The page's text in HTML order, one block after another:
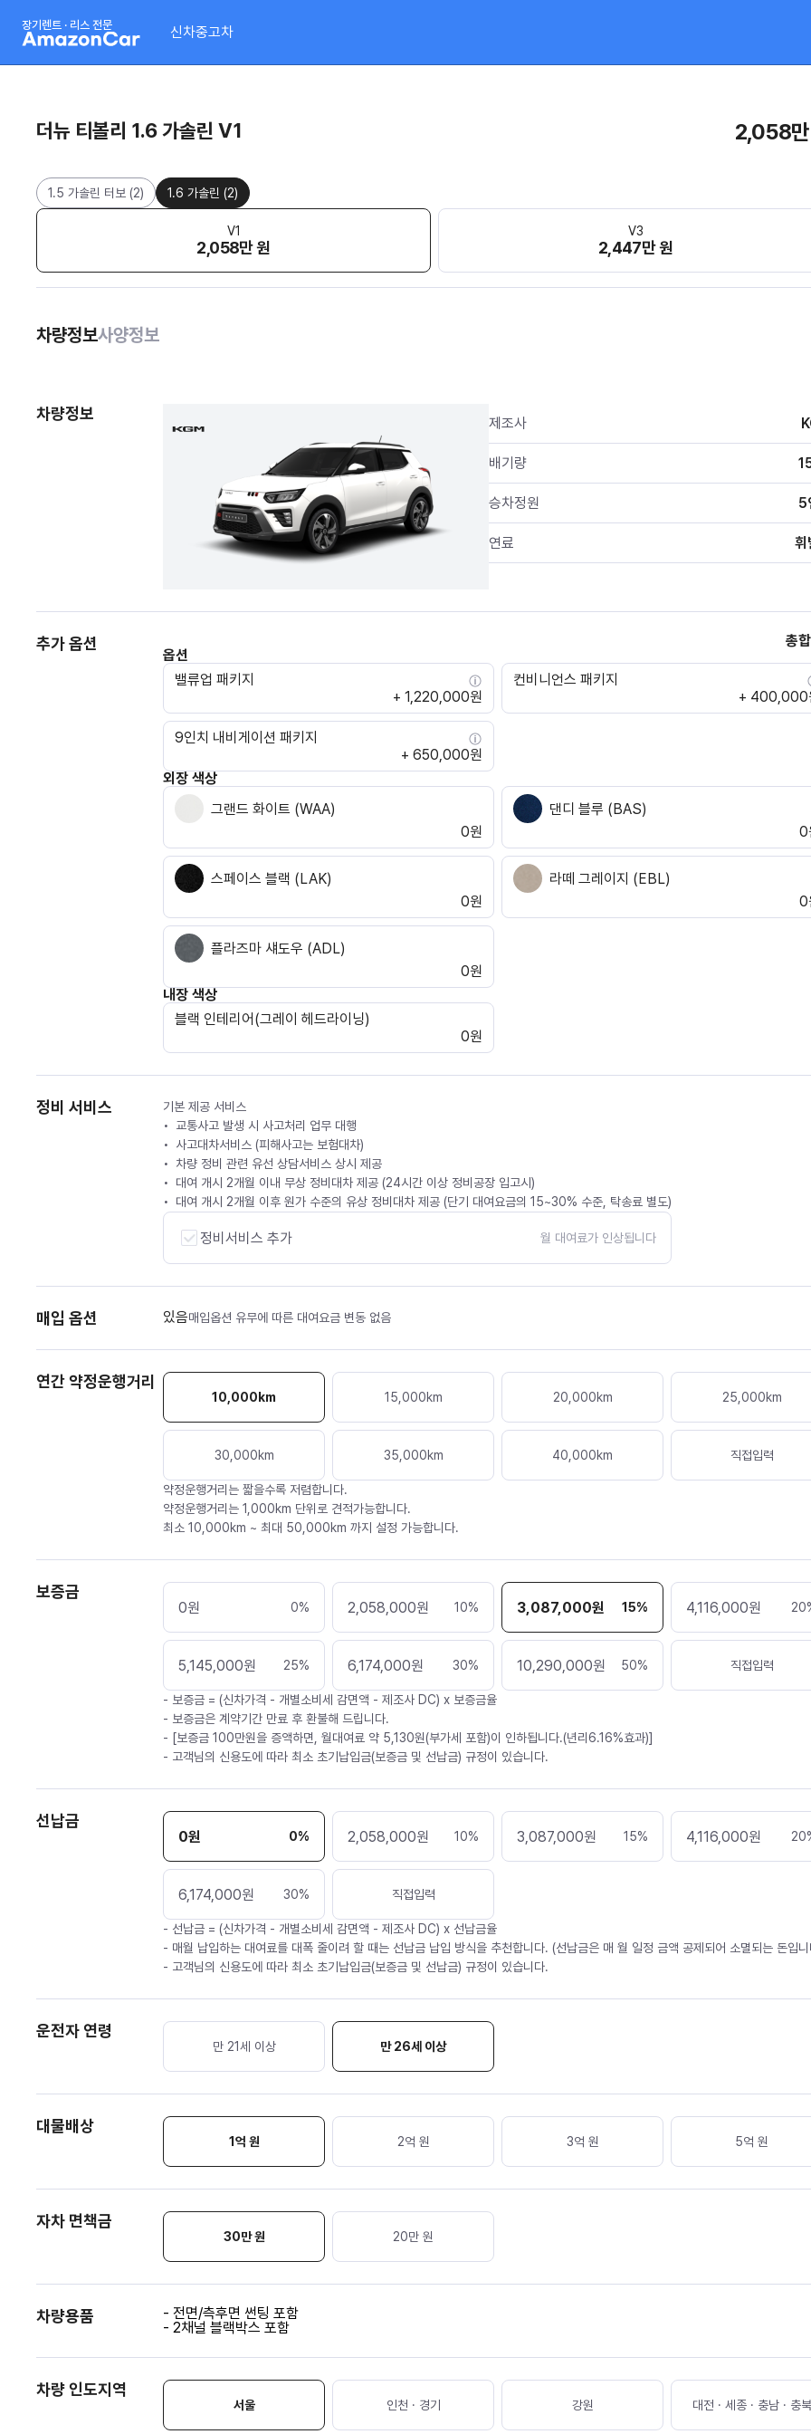
장기렌트 · 리스 전문 신차중고차
더뉴 티볼리 1.6 가솔린 V1 2,058
1.5 가솔린 터보 (2) 1.6 가솔린 (2)
V1
2,058만 원
V3
2,447만 원
차량정보사양정보
차량정보
제조사
배기량
승차정원 5
연료 휘
추가 옵션
총합
옵션
밸류업 패키지
+ 1,220,000원
컨비니언스 패키지
+ 400,000
9인치 내비게이션 패키지
+ 650,000원
외장 색상
그랜드 화이트 (WAA)
0원
댄디 블루 (BAS)
0
스페이스 블랙 (LAK)
0원
라떼 그레이지 (EBL)
0
플라즈마 섀도우 (ADL)
0원
내장 색상
블랙 인테리어(그레이 헤드라이닝)
0원
정비 서비스
기본 제공 서비스
교통사고 발생 시 사고처리 업무 대행
사고대차서비스 (피해사고는 보험대차)
차량 정비 관련 유선 상담서비스 상시 제공
대여 개시 2개월 이내 무상 정비대차 제공 (24시간 이상 정비공장 입고시)
대여 개시 2개월 이후 원가 수준의 유상 정비대차 제공 (단기 대여요금의 15~30% 수준, 탁송료 별도)
정비서비스 추가 월 대여료가 인상됩니다
매입 옵션 있음매입옵션 유무에 따른 대여요금 변동 없음
연간 약정운행거리
10,000 km 15,000km 20,000km 25,000km
30,000km 35,000km 40,000km 직접입력
약정운행거리는 짧을수록 저렴합니다.
약정운행거리는 1,000km 단위로 견적가능합니다.
최소 10,000km ~ 최대 50,000km 까지 설정 가능합니다.
보증금
0원 0% 2,058,000원 10% 3,087,000원 15% 4,116,000원 20
5,145,000원 25% 6,174,000원 30% 10,290,000원 50% 직접입력
- 보증금 = (신차가격 - 개별소비세 감면액 - 제조사 DC) x 보증금율
- 보증금은 계약기간 만료 후 환불해 드립니다.
- [보증금 100만원을 증액하면, 월대여료 약 5,130원(부가세 포함)이 인하됩니다.(년리6.16%효과)]
- 고객님의 신용도에 따라 최소 초기납입금(보증금 및 선납금) 규정이 있습니다.
선납금
0원 0% 2,058,000원 10% 3,087,000원 15% 4,116,000원 20
6,174,000원 30% 직접입력
- 선납금 = (신차가격 - 개별소비세 감면액 - 제조사 DC) x 선납금율
- 매월 납입하는 대여료를 대폭 줄이려 할 때는 선납금 납입 방식을 추천합니다. (선납금은 매 월 일정 금액 공제되어 소멸되는 돈입
- 고객님의 신용도에 따라 최소 초기납입금(보증금 및 선납금) 규정이 있습니다.
운전자 연령
만 21세 이상 만 26세 이상
대물배상
1억 원 2억 원 3억 원 5억 원
자차 면책금
30만 원 20만 원
차량용품
- 전면/측후면 썬팅 포함
- 2채널 블랙박스 포함
차량 인도지역
서울 인천 · 경기 강원 대전 · 세종 · 충남 · 충북